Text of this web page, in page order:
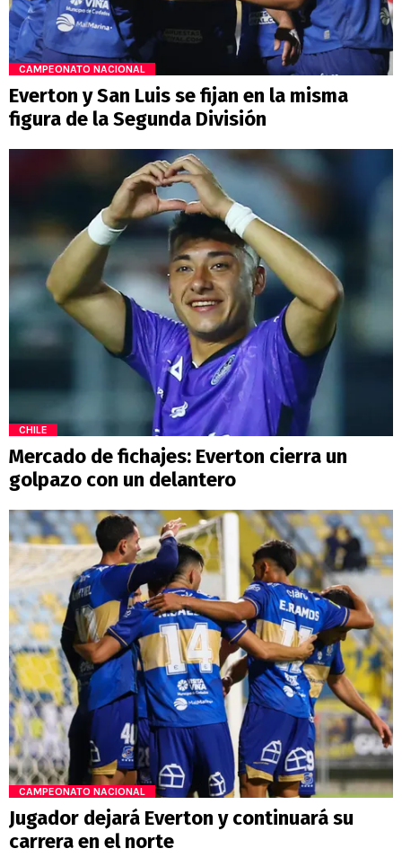
CAMPEONATO NACIONAL
Everton y San Luis se fijan en la misma
figura de la Segunda División
CHILE
Mercado de fichajes: Everton cierra un
golpazo con un delantero
CAMPEONATO NACIONAL
Jugador dejará Everton y continuará su
carrera en el norte